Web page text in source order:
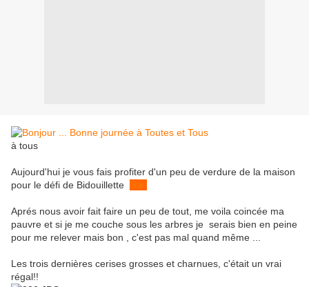
à tous
Aujourd'hui je vous fais profiter d'un peu de verdure de la maison
pour le défi de Bidouillette
Aprés nous avoir fait faire un peu de tout, me voila coincée ma
pauvre et si je me couche sous les arbres je serais bien en peine
pour me relever mais bon , c'est pas mal quand même ...
Les trois dernières cerises grosses et charnues, c'était un vrai
régal!!